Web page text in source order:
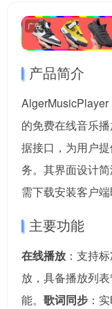
广告
产品简介
的免费在线音乐
据接口，为用户
务。其界面设计
需下载安装客户端
主要功能
在线播放 ：支持
放，具备播放列
能。 歌词同步 ：